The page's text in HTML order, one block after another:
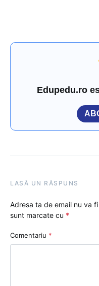
Edupedu.ro
LASĂ UN RĂSPUNS
Adresa ta de email nu va
sunt marcate cu *
Comentariu *